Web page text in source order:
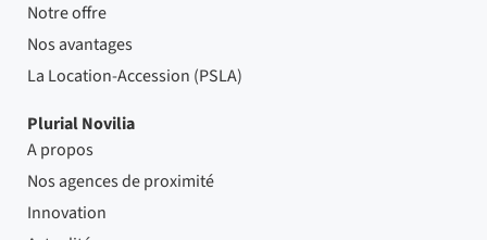
Notre offre
Nos avantages
La Location-Accession (PSLA)
Plurial Novilia
A propos
Nos agences de proximité
Innovation